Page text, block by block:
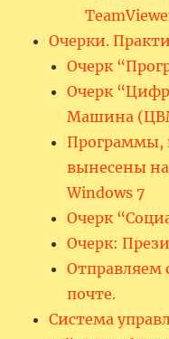
Очерки.
Очерк
Очерк
Машина
Программы,
вынесены
Windows 7
Очерк
Очерк:
Отправляем
почте.
Система